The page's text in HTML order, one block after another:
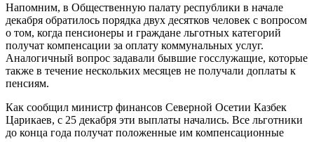
Напомним, в Общественную палату республики в начале
декабря обратилось порядка двух десятков человек с вопросом
о том, когда пенсионеры и граждане льготных категорий
получат компенсации за оплату коммунальных услуг.
Аналогичный вопрос задавали бывшие госслужащие, которые
также в течение нескольких месяцев не получали доплаты к
пенсиям.
Как сообщил министр финансов Северной Осетии Казбек
Царикаев, с 25 декабря эти выплаты начались. Все льготники
до конца года получат положенные им компенсационные